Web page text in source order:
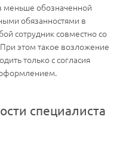
меньше обозначенной
обязанностями в
сотрудник совместно со
этом такое возложение
только с согласия
специалиста